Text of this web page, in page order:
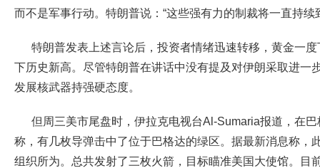
而不是军事行动。特朗普说：“这些强有力的制裁将一直持续
特朗普发表上述言论后，投资者情绪迅速转移，黄金一
下历史新高。尽管特朗普在讲话中没有提及对伊朗采取进一
发展核武器持强硬态度。
但周三美市尾盘时，伊拉克电视台Al-Sumaria报道，在
称，有几枚导弹击中了位于巴格达的绿区。据最新消息称，
组织所为。总共发射了三枚火箭，目标瞄准美国大使馆。目